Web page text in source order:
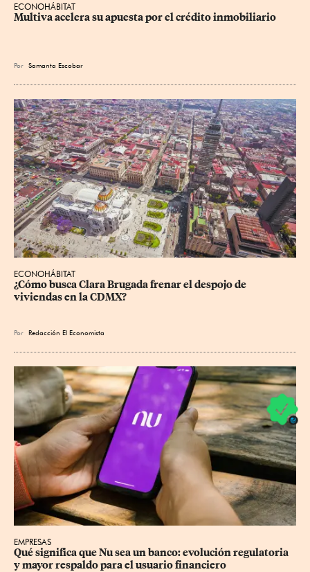
ECONOHÁBITAT
Multiva acelera su apuesta por el crédito inmobiliario
Por Samanta Escobar
ECONOHÁBITAT
¿Cómo busca Clara Brugada frenar el despojo de
viviendas en la CDMX?
Por Redacción El Economista
EMPRESAS
Qué significa que Nu sea un banco: evolución regulatoria
y mayor respaldo para el usuario financiero